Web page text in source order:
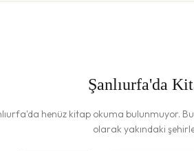
Şanlıurfa'da
'da henüz kitap okuma bulunmuyor.
olarak yakındaki